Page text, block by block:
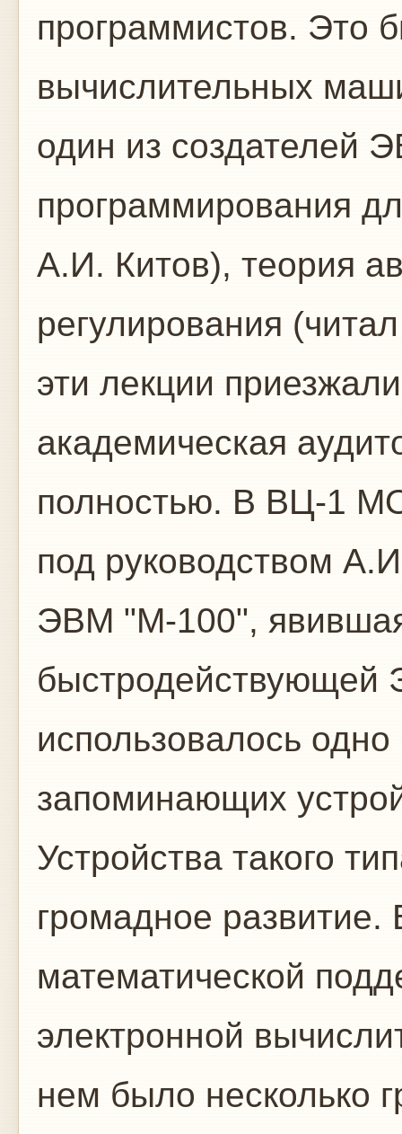
программистов. Это
вычислительных
один из создателей
программирования
А.И. Китов), теория
регулирования
эти лекции
академическая
полностью. В ВЦ-1
под руководством
ЭВМ "М-100",
быстродействующей
использовалось
запоминающих
Устройства такого
громадное развитие.
математической
электронной
нем было несколько